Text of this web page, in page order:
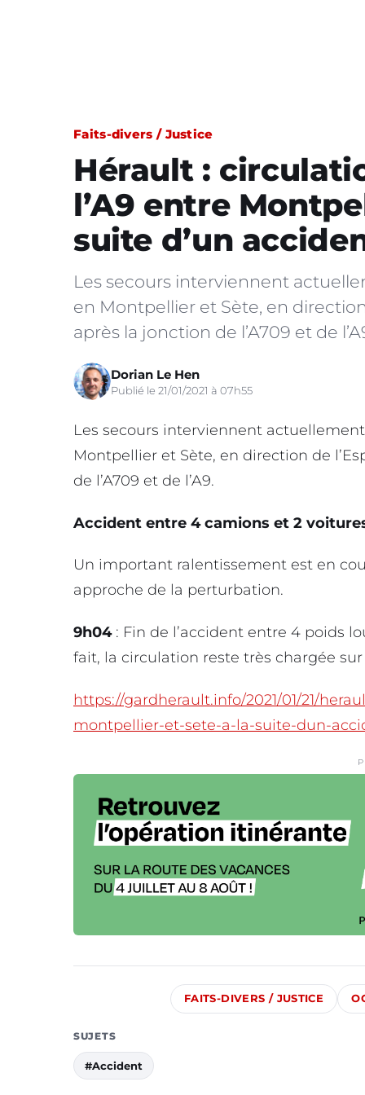
Faits-divers / Justice
Hérault :
l’A9 entre
suite d’un
Les secours interviennent
en Montpellier et Sète, en
après la jonction de l’A709 et de
Dorian Le Hen
Publié le 21/01/2021 à 07h55
Les secours interviennent
Montpellier et Sète, en direction de
de l’A709 et de l’A9.
Accident entre 4 camions et 2
Un important ralentissement est en
approche de la perturbation.
9h04: Fin de l’accident entre 4 poids
fait, la circulation reste très chargée
https://gardherault.info/2021/01/21/
montpellier-et-sete-a-la-suite-dun-
FAITS-DIVERS / JUSTICE
SUJETS
#Accident